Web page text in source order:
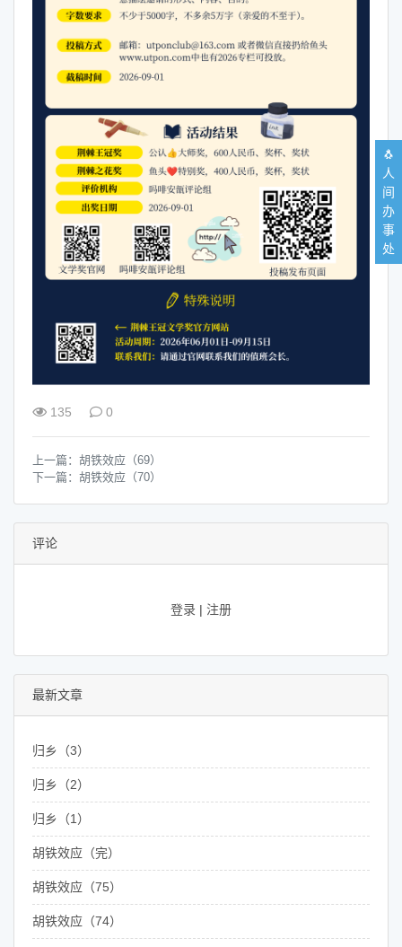
135 0
上一篇： 胡铁效应（69）
下一篇： 胡铁效应（70）
评论
登录 | 注册
最新文章
归乡（3）
归乡（2）
归乡（1）
胡铁效应（完）
胡铁效应（75）
胡铁效应（74）
🐧
人
间
办
事
处